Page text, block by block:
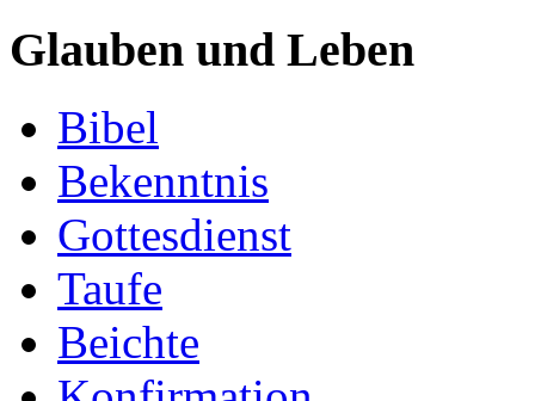
Glauben und Leben
Bibel
Bekenntnis
Gottesdienst
Taufe
Beichte